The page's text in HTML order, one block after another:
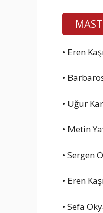
• Eren
•
• Uğur
• Metin
• Sergen
• Eren
• Sefa